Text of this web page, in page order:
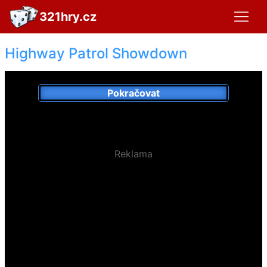
321hry.cz
Highway Patrol Showdown
Pokračovat
Reklama